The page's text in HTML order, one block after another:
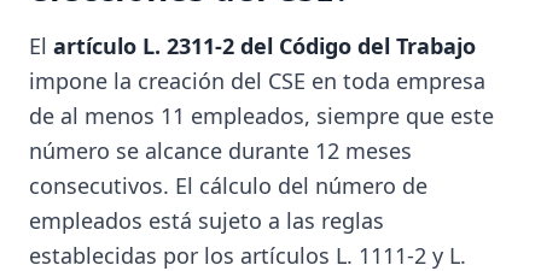
El artículo L. 2311-2 del Código del Trabajo
impone la creación del CSE en toda empresa
de al menos 11 empleados, siempre que este
número se alcance durante 12 meses
consecutivos. El cálculo del número de
empleados está sujeto a las reglas
establecidas por los artículos L. 1111-2 y L.